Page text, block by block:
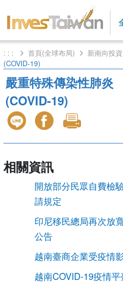
: : : 首頁(全球布局) 新南向投資
(COVID-19)
嚴重特殊傳染性肺炎
(COVID-19)
相關資訊
開放部分民眾自費檢
請規定
印尼移民總局再次放
公告
越南臺商企業受疫情
越南COVID-19疫情平